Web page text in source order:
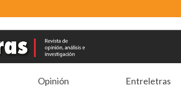
Opinión Entreletras